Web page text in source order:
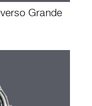
Grande